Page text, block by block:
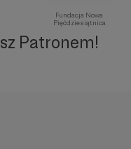
Fundacja Nowa
Pięćdziesiątnica
Patronem!